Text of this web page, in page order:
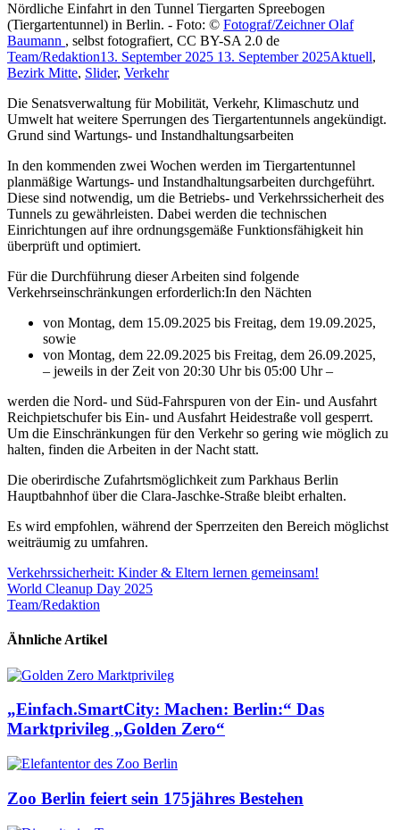
Nördliche Einfahrt in den Tunnel Tiergarten Spreebogen
(Tiergartentunnel) in Berlin. - Foto: © Fotograf/Zeichner Olaf
Baumann , selbst fotografiert, CC BY-SA 2.0 de
Team/Redaktion13. September 2025 13. September 2025Aktuell,
Bezirk Mitte, Slider, Verkehr
Die Senatsverwaltung für Mobilität, Verkehr, Klimaschutz und
Umwelt hat weitere Sperrungen des Tiergartentunnels angekündigt.
Grund sind Wartungs- und Instandhaltungsarbeiten
In den kommenden zwei Wochen werden im Tiergartentunnel
planmäßige Wartungs- und Instandhaltungsarbeiten durchgeführt.
Diese sind notwendig, um die Betriebs- und Verkehrssicherheit des
Tunnels zu gewährleisten. Dabei werden die technischen
Einrichtungen auf ihre ordnungsgemäße Funktionsfähigkeit hin
überprüft und optimiert.
Für die Durchführung dieser Arbeiten sind folgende
Verkehrseinschränkungen erforderlich:In den Nächten
von Montag, dem 15.09.2025 bis Freitag, dem 19.09.2025,
sowie
von Montag, dem 22.09.2025 bis Freitag, dem 26.09.2025,
– jeweils in der Zeit von 20:30 Uhr bis 05:00 Uhr –
werden die Nord- und Süd-Fahrspuren von der Ein- und Ausfahrt
Reichpietschufer bis Ein- und Ausfahrt Heidestraße voll gesperrt.
Um die Einschränkungen für den Verkehr so gering wie möglich zu
halten, finden die Arbeiten in der Nacht statt.
Die oberirdische Zufahrtsmöglichkeit zum Parkhaus Berlin
Hauptbahnhof über die Clara-Jaschke-Straße bleibt erhalten.
Es wird empfohlen, während der Sperrzeiten den Bereich möglichst
weiträumig zu umfahren.
Beitragsnavigation
Verkehrssicherheit: Kinder & Eltern lernen gemeinsam!
World Cleanup Day 2025
Team/Redaktion
Ähnliche Artikel
„Einfach.SmartCity: Machen: Berlin:“ Das
Marktprivileg „Golden Zero“
Zoo Berlin feiert sein 175jähres Bestehen